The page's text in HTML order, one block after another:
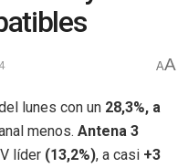
AA
lunes con un 28,3%, a
menos. Antena 3
líder (13,2%), a casi +3